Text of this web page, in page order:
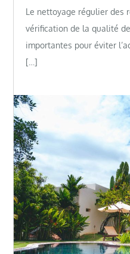
Le nettoyage régulier des
vérification de la qualité
importantes pour éviter
[…]